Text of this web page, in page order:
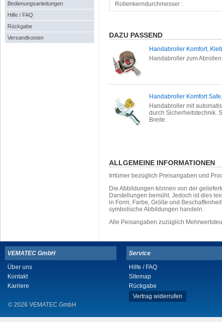
Bedienungsanleitungen
Hilfe / FAQ
Rückgabe
Versandkosten
Rollenkerndurchmesser :
DAZU PASSEND
Handabroller Komfort,
Handabroller zum
Handabroller Komfort
Handabroller mit
durch Sicherheitstechnik.
Breite.
ALLGEMEINE INFORMATIONEN
Irrtümer bezüglich Preisangaben und
Die Abbildungen können von der
Darstellungen bemüht. Jedoch ist dies
in Form, Farbe, Größe und
symbolische Abbildungen handeln.
Alle Peisangaben zuzüglich
VEMATEC GmbH
Über uns
Kontakt
Karriere
© 2026 VEMATEC GmbH
Service
Hilfe / FAQ
Sitemap
Rückgabe
Vertrag widerrufen